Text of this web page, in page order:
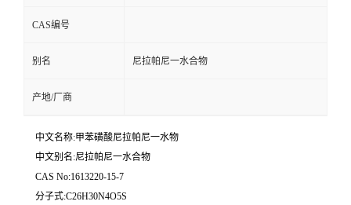
CAS编号
别名 尼拉帕尼一水合物
产地/厂商
中文名称:甲苯磺酸尼拉帕尼一水物
中文别名:尼拉帕尼一水合物
CAS No:1613220-15-7
分子式:C26H30N4O5S